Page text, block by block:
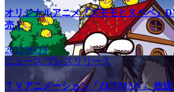
オリジナルアニメ『ズモモとヌペペ』
売！
2012/09/19
ニュース プレスリリース
ＴＶアニメーション「ZETMAN」 放